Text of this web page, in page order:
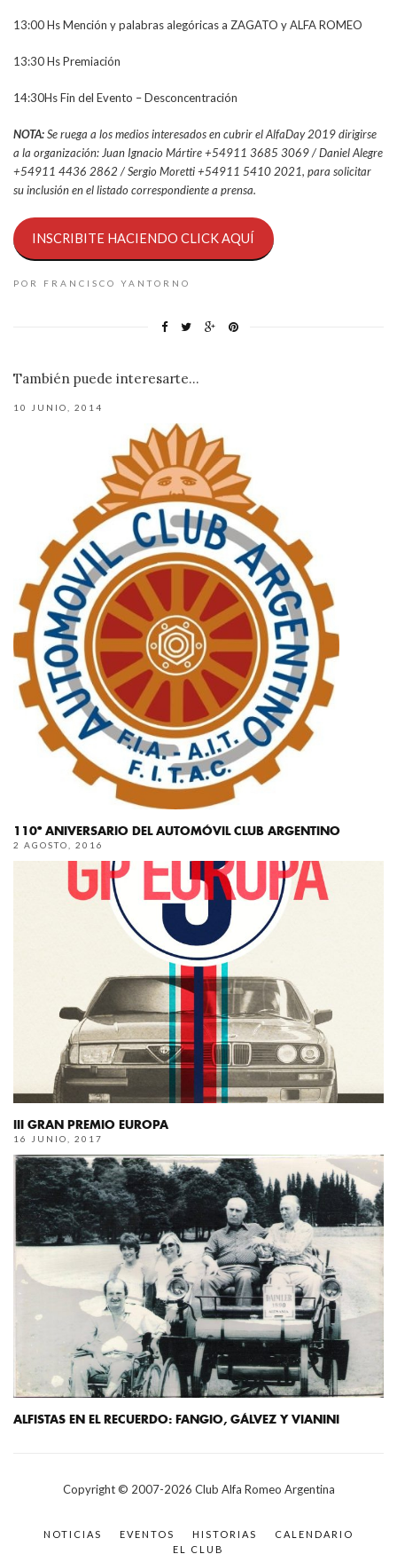
13:00 Hs Mención y palabras alegóricas a ZAGATO y ALFA ROMEO
13:30 Hs Premiación
14:30Hs Fin del Evento – Desconcentración
NOTA:Se ruega a los medios interesados en cubrir el AlfaDay 2019 dirigirse
a la organización:Juan Ignacio Mártire +54911 3685 3069/ Daniel Alegre
+54911 4436 2862 / Sergio Moretti +54911 5410 2021, para solicitar
su inclusión en el listado correspondiente a prensa.
INSCRIBITE HACIENDO CLICK AQUÍ
POR FRANCISCO YANTORNO
También puede interesarte...
10 JUNIO, 2014
110º ANIVERSARIO DEL AUTOMÓVIL CLUB ARGENTINO
2 AGOSTO, 2016
III GRAN PREMIO EUROPA
16 JUNIO, 2017
ALFISTAS EN EL RECUERDO: FANGIO, GÁLVEZ Y VIANINI
Copyright © 2007-2026 Club Alfa Romeo Argentina
NOTICIAS EVENTOS HISTORIAS
CALENDARIO
EL CLUB